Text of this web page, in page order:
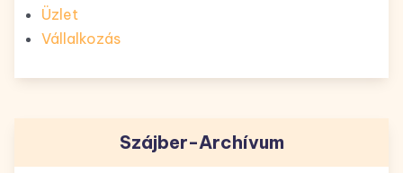
Üzlet
Vállalkozás
Szájber-Archívum